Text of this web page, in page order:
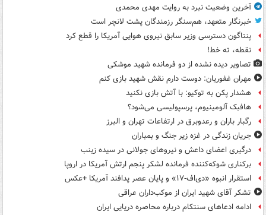
آخرین وضعیت نبرد به روایت مهدی محمدی
خبرنگار متعهد، هم‌سنگر رزمندگان پشت لانچر است
پنتاگون دسترسی وزیر سابق نیروی هوایی آمریکا را قطع کرد
نقطه، ته خط!
تصاویر دیده‌ نشده از دو فرمانده شهید موشکی
مهران غفوریان: دوست دارم نقش شهید بازی کنم
هشدار پکن به توکیو: با آتش بازی نکنید
هافبک آلومینیوم، پرسپولیسی می‌شود؟
رگبار باران و رعدوبرق در ارتفاعات تهران و البرز
جریان زندگی در غزه زیر جنگ و بمباران
درگیری اعضای داعش و نیروهای جولانی در سیده زینب
برکناری شوکه‌کننده فرمانده لشکر پنجم ارتش آمریکا در اروپا
استقرار انبوه «دی‌اف‑۱۷» و پایان عصر پدافند آمریکا +عکس
تشکر آقای شهید ایران از موکب‌داران عراقی
ادامه ادعاهای سنتکام درباره محاصره دریایی ایران